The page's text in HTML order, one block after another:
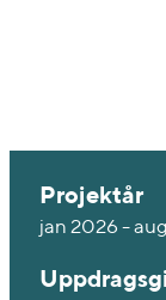
Projektår
jan 2026 -